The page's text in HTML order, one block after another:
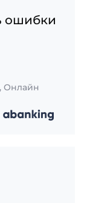
ошибки
Онлайн